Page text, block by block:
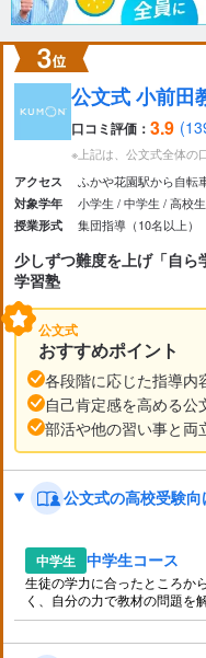
公文式 小前田
口コミ評価： 3.9
※上記は、公文式全体の
アクセス ふかや花園駅から自転
対象学年 小学生 中学生 高校生
授業形式 集団指導（10名以上）
少しずつ難度を上げ「自
学習塾
公文式
おすすめポイント
各段階に応じた指導内
自己肯定感を高める公
部活や他の習い事と両
公文式の高校受験向
中学生 中学生コース
生徒の学力に合ったところか
く、自分の力で教材の問題を
自己肯定感を育みます。